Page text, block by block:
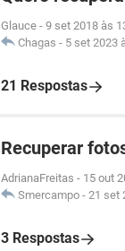
Glauce - 9 set 2018 às
Chagas - 5 set 2023
21 Respostas
Recuperar
AdrianaFreitas - 15 out
Smercampo - 21 set
3 Respostas